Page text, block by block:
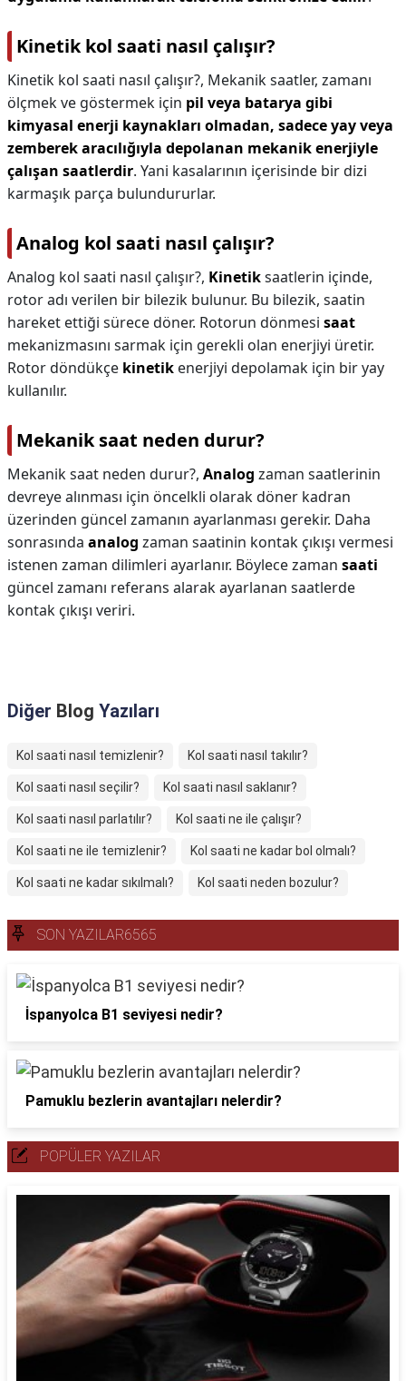
Kinetik kol saati nasıl çalışır?
Kinetik kol saati nasıl çalışır?, Mekanik saatler, zamanı
ölçmek ve göstermek için pil veya batarya gibi
kimyasal enerji kaynakları olmadan, sadece yay veya
zemberek aracılığıyla depolanan mekanik enerjiyle
çalışan saatlerdir. Yani kasalarının içerisinde bir dizi
karmaşık parça bulundururlar.
Analog kol saati nasıl çalışır?
Analog kol saati nasıl çalışır?, Kinetiksaatlerin içinde,
rotor adı verilen bir bilezik bulunur. Bu bilezik, saatin
hareket ettiği sürece döner. Rotorun dönmesi saat
mekanizmasını sarmak için gerekli olan enerjiyi üretir.
Rotor döndükçe kinetik enerjiyi depolamak için bir yay
kullanılır.
Mekanik saat neden durur?
Mekanik saat neden durur?, Analog zaman saatlerinin
devreye alınması için öncelkli olarak döner kadran
üzerinden güncel zamanın ayarlanması gerekir. Daha
sonrasında analog zaman saatinin kontak çıkışı vermesi
istenen zaman dilimleri ayarlanır. Böylece zaman saati
güncel zamanı referans alarak ayarlanan saatlerde
kontak çıkışı veriri.
Diğer Blog Yazıları
Kol saati nasıl temizlenir? Kol saati nasıl takılır?
Kol saati nasıl seçilir? Kol saati nasıl saklanır?
Kol saati nasıl parlatılır? Kol saati ne ile çalışır?
Kol saati ne ile temizlenir? Kol saati ne kadar bol olmalı?
Kol saati ne kadar sıkılmalı? Kol saati neden bozulur?
SON YAZILAR6565
İspanyolca B1 seviyesi nedir?
Pamuklu bezlerin avantajları nelerdir?
POPÜLER YAZILAR